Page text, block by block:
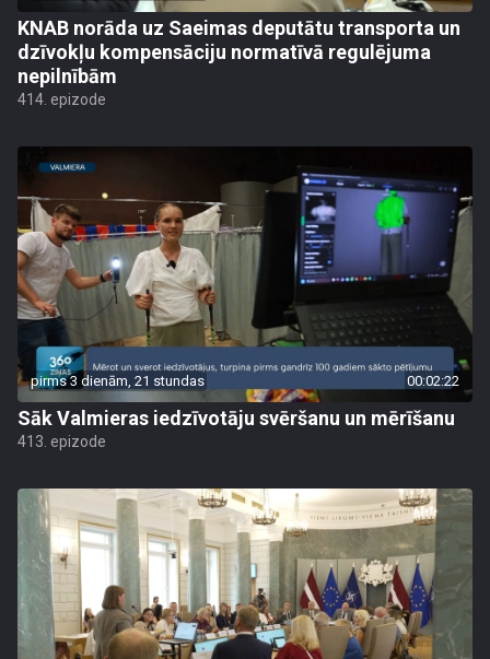
KNAB norāda uz Saeimas deputātu transporta un
dzīvokļu kompensāciju normatīvā regulējuma
nepilnībām
414. epizode
pirms 3 dienām, 21 stundas 00:02:22
Sāk Valmieras iedzīvotāju svēršanu un mērīšanu
413. epizode